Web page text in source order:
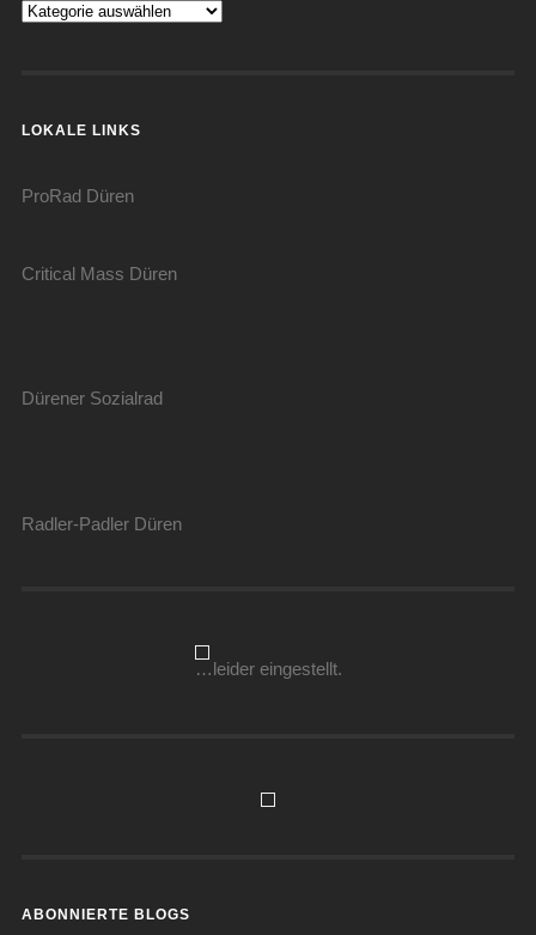
LOKALE LINKS
ProRad Düren
Critical Mass Düren
Dürener Sozialrad
Radler-Padler Düren
…leider eingestellt.
ABONNIERTE BLOGS